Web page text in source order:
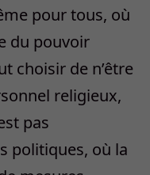
pour tous, où
du pouvoir
choisir de n’être
religieux,
pas
politiques, où la